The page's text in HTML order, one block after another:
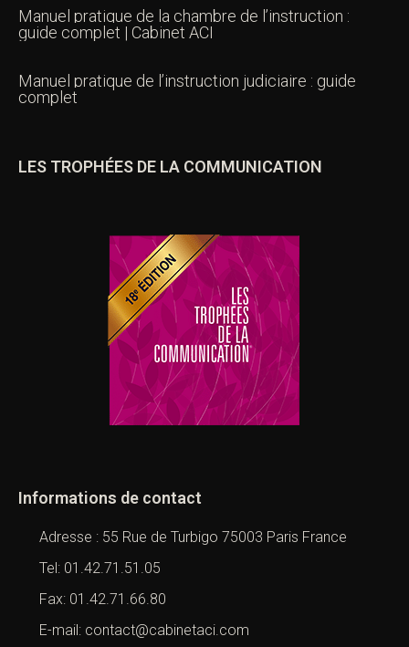
Manuel pratique de la chambre de l’instruction :
guide complet | Cabinet ACI
Manuel pratique de l’instruction judiciaire : guide
complet
LES TROPHÉES DE LA COMMUNICATION
Informations de contact
Adresse : 55 Rue de Turbigo 75003 Paris France
Tel: 01.42.71.51.05
Fax: 01.42.71.66.80
E-mail: contact@cabinetaci.com